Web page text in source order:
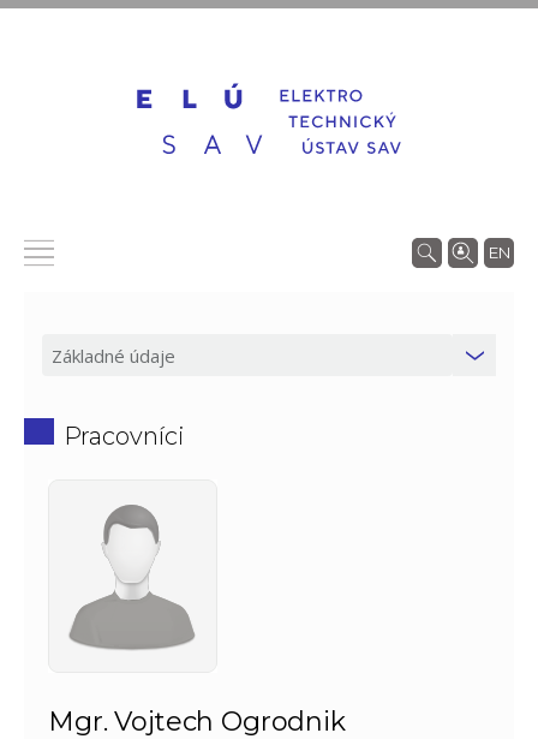
EN
Pracovníci
Mgr. Vojtech Ogrodnik